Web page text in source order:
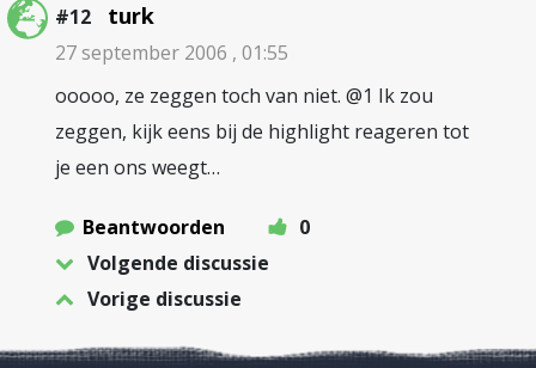
#12 turk
27 september 2006 , 01:55
ooooo, ze zeggen toch van niet. @1 Ik zou
zeggen, kijk eens bij de highlight reageren tot
je een ons weegt…
Beantwoorden
0
Volgende discussie
Vorige discussie